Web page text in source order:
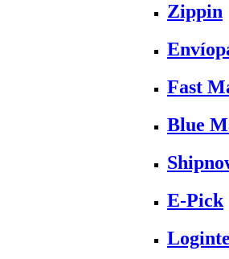
Zippin
Fast
Blue
E-Pick